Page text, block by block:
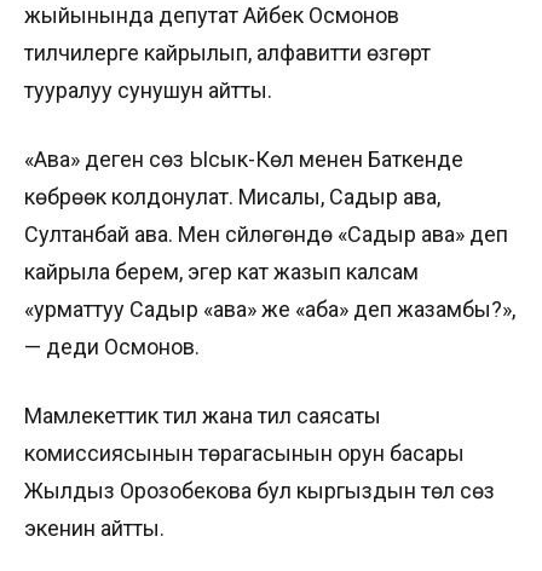
жыйынында депутат Айбек Осмонов
тилчилерге кайрылып, алфавитти өзгөртүү
тууралуу сунушун айтты.
«Ава» деген сөз Ысык-Көл менен Баткенде
көбүрөөк колдонулат. Мисалы, Садыр ава,
Султанбай ава. Мен сүйлөгөндө «Садыр ава» деп
кайрыла берем, эгер кат жазып калсам
«урматтуу Садыр «ава» же «аба» деп жазамбы?»,
— деди Осмонов.
Мамлекеттик тил жана тил саясаты
комиссиясынын төрагасынын орун басары
Жылдыз Орозобекова бул кыргыздын төл сөзү
экенин айтты.